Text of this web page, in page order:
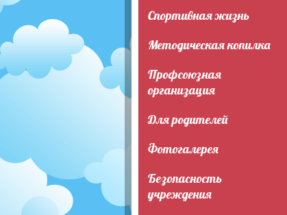
Спортивная жизнь
Методическая копилка
Профсоюзная
организация
Для родителей
Фотогалерея
Безопасность
учреждения